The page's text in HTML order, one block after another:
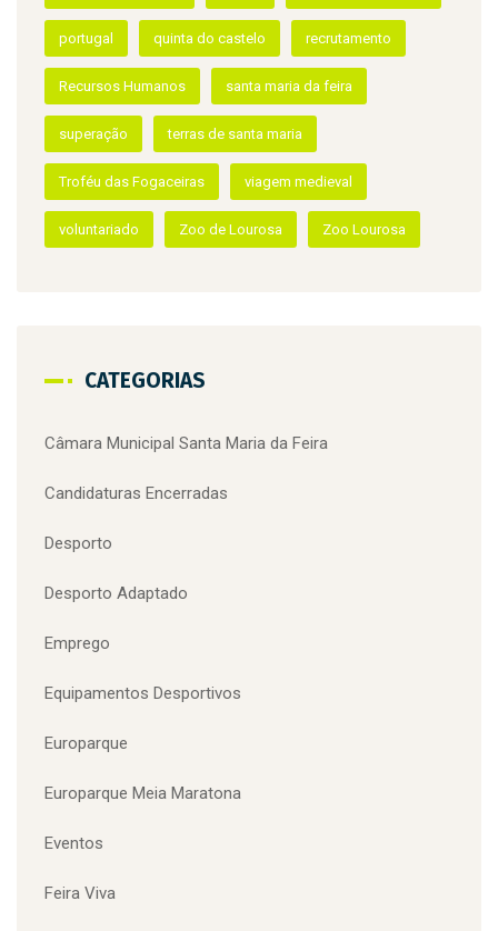
portugal quinta do castelo recrutamento
Recursos Humanos santa maria da feira
superação terras de santa maria
Troféu das Fogaceiras viagem medieval
voluntariado Zoo de Lourosa Zoo Lourosa
CATEGORIAS
Câmara Municipal Santa Maria da Feira
Candidaturas Encerradas
Desporto
Desporto Adaptado
Emprego
Equipamentos Desportivos
Europarque
Europarque Meia Maratona
Eventos
Feira Viva